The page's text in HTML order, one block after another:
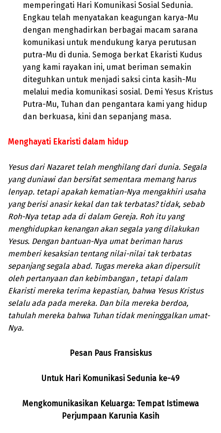
memperingati Hari Komunikasi Sosial Sedunia.
Engkau telah menyatakan keagungan karya-Mu
dengan menghadirkan berbagai macam sarana
komunikasi untuk mendukung karya perutusan
putra-Mu di dunia. Semoga berkat Ekaristi Kudus
yang kami rayakan ini, umat beriman semakin
diteguhkan untuk menjadi saksi cinta kasih-Mu
melalui media komunikasi sosial. Demi Yesus Kristus
Putra-Mu, Tuhan dan pengantara kami yang hidup
dan berkuasa, kini dan sepanjang masa.
Menghayati Ekaristi dalam hidup
Yesus dari Nazaret telah menghilang dari dunia. Segala
yang duniawi dan bersifat sementara memang harus
lenyap. tetapi apakah kematian-Nya mengakhiri usaha
yang berisi anasir kekal dan tak terbatas? tidak, sebab
Roh-Nya tetap ada di dalam Gereja. Roh itu yang
menghidupkan kenangan akan segala yang dilakukan
Yesus. Dengan bantuan-Nya umat beriman harus
memberi kesaksian tentang nilai-nilai tak terbatas
sepanjang segala abad. Tugas mereka akan dipersulit
oleh pertanyaan dan kebimbangan , tetapi dalam
Ekaristi mereka terima kepastian, bahwa Yesus Kristus
selalu ada pada mereka. Dan bila mereka berdoa,
tahulah mereka bahwa Tuhan tidak meninggalkan umat-
Nya.
Pesan Paus Fransiskus
Untuk Hari Komunikasi Sedunia ke-49
Mengkomunikasikan Keluarga: Tempat Istimewa
Perjumpaan Karunia Kasih